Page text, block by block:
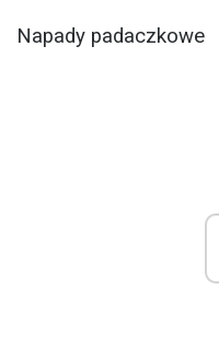
Napady padaczkowe